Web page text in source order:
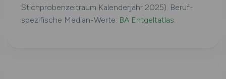
Stichprobenzeitraum Kalenderjahr 2025). Beruf-
spezifische Median-Werte: BA Entgeltatlas.